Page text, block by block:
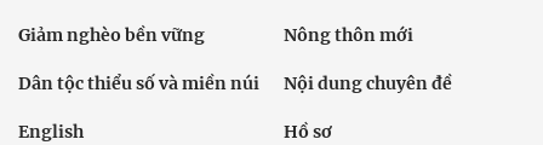
Giảm nghèo bền vững Nông thôn mới
Dân tộc thiểu số và miền núi Nội dung chuyên đề
English Hồ sơ